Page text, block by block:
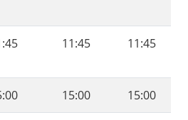
11:45 11:45
15:00 15:00